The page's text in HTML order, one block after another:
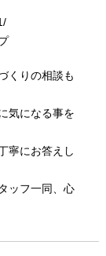
くりの相談も
気になる事を
寧にお答えし
ッフ一同、心